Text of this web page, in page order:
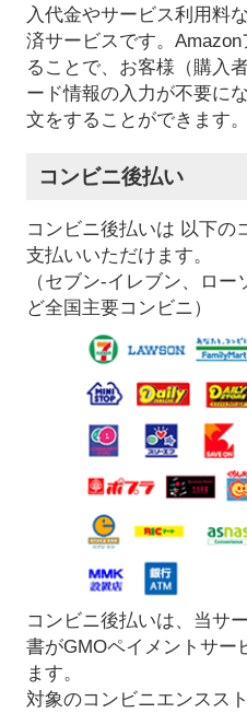
入代金やサービス利用料
済サービスです。
ることで、お客様（購入
ード情報の入力が不要に
文をすることができます。
コンビニ後払い
コンビニ後払いは 以下の
支払いいただけます。
（セブン-イレブン、ロ
ど全国主要コンビニ）
コンビニ後払いは、当サ
書がGMOペイメントサー
ます。
対象のコンビニエンスス